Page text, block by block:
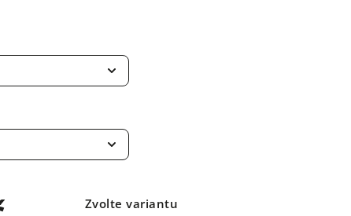
Zvolte variantu